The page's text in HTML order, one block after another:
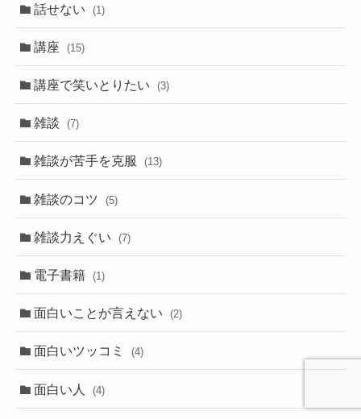
話せない (1)
講座 (15)
講座で笑いとりたい (3)
雑談 (7)
雑談が苦手を克服 (13)
雑談のコツ (5)
雑談力えぐい (7)
電子書籍 (1)
面白いことが言えない (2)
面白いツッコミ (4)
面白い人 (4)